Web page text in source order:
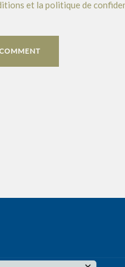
et la politique de